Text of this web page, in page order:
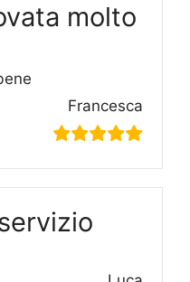
molto
Francesca